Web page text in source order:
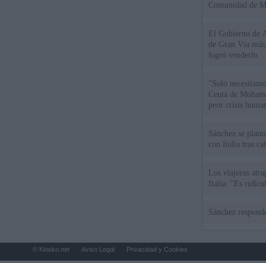
Comunidad de
El Gobierno de
de Gran Vía
logró venderlo
"Solo
Ceuta de
peor crisis
Sánchez se
con Italia tras
Los viajeros
Italia: “Es
Sánchez
© Kiosko.net Aviso Legal Privacidad y Cookies